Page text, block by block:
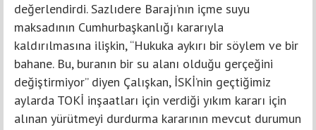
değerlendirdi. Sazlıdere Barajı’nın içme suyu
maksadının Cumhurbaşkanlığı kararıyla
kaldırılmasına ilişkin, “Hukuka aykırı bir söylem ve bir
bahane. Bu, buranın bir su alanı olduğu gerçeğini
değiştirmiyor” diyen Çalışkan, İSKİ’nin geçtiğimiz
aylarda TOKİ inşaatları için verdiği yıkım kararı için
alınan yürütmeyi durdurma kararının mevcut durumun